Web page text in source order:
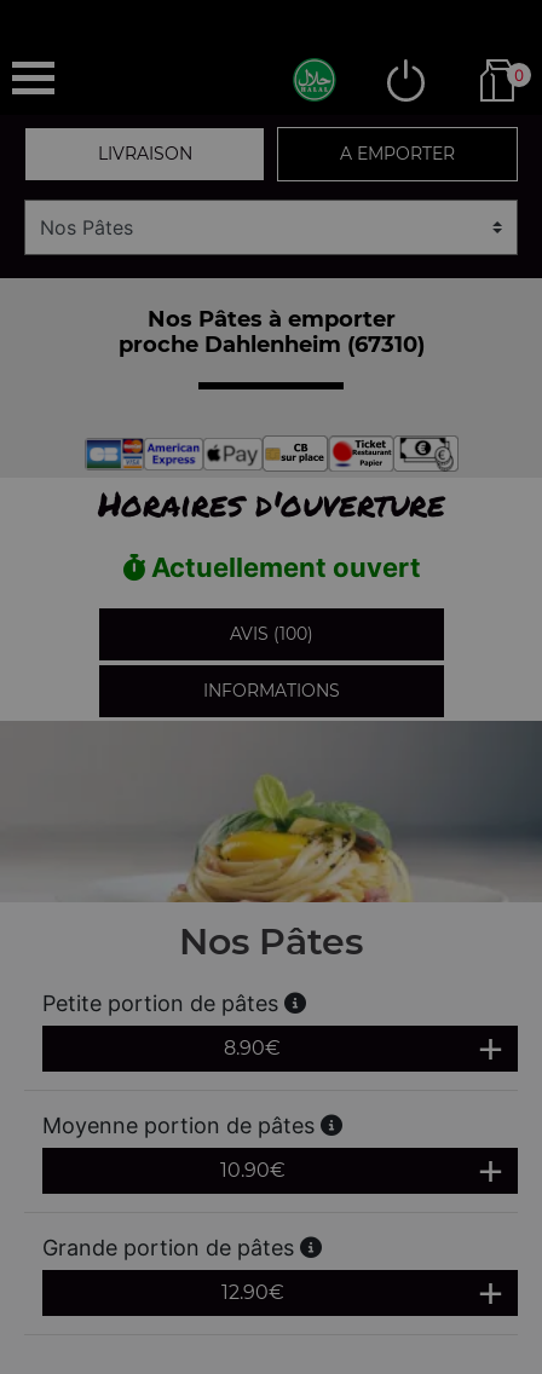
0
LIVRAISON A EMPORTER
Nos Pâtes à emporter
proche Dahlenheim (67310)
Horaires d'ouverture
Actuellement ouvert
AVIS (100)
INFORMATIONS
Nos Pâtes
Petite portion de pâtes
8.90€
Moyenne portion de pâtes
10.90€
Grande portion de pâtes
12.90€